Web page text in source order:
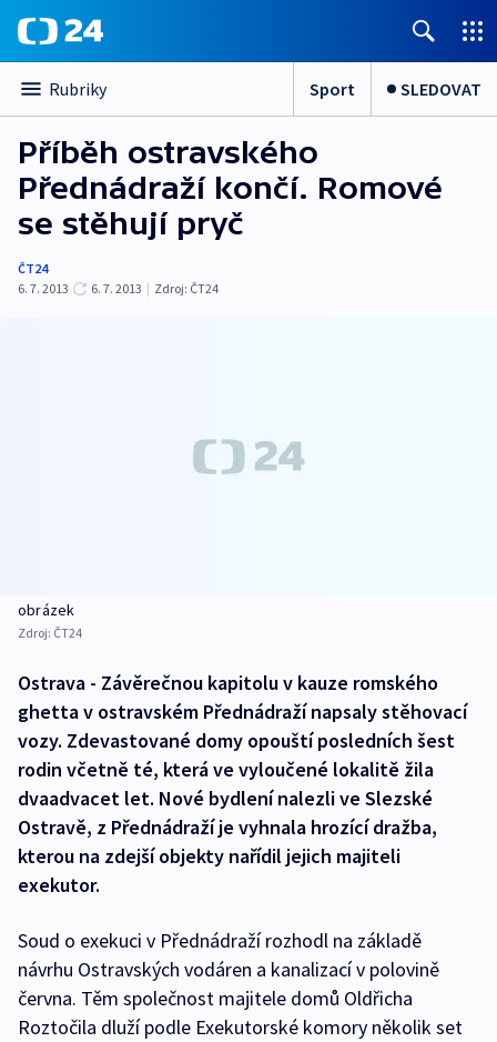
Rubriky Sport SLEDOVAT
Příběh ostravského
Přednádraží končí. Romové
se stěhují pryč
ČT24
6. 7. 2013
6. 7. 2013 | Zdroj: ČT24
obrázek
Zdroj: ČT24
Ostrava - Závěrečnou kapitolu v kauze romského
ghetta v ostravském Přednádraží napsaly stěhovací
vozy. Zdevastované domy opouští posledních šest
rodin včetně té, která ve vyloučené lokalitě žila
dvaadvacet let. Nové bydlení nalezli ve Slezské
Ostravě, z Přednádraží je vyhnala hrozící dražba,
kterou na zdejší objekty nařídil jejich majiteli
exekutor.
Soud o exekuci v Přednádraží rozhodl na základě
návrhu Ostravských vodáren a kanalizací v polovině
června. Těm společnost majitele domů Oldřicha
Roztočila dluží podle Exekutorské komory několik set